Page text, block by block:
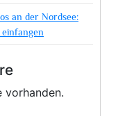
an der Nordsee:
vorhanden.